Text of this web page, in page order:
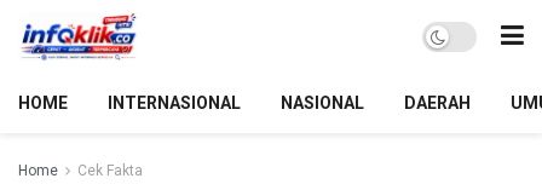
HOME INTERNASIONAL NASIONAL DAERAH
Home Cek Fakta